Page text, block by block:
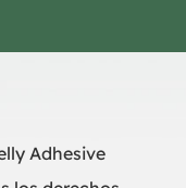
Adhesive